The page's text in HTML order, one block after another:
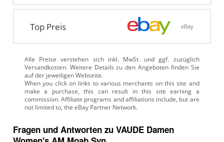
Top Preis eBay
Alle Preise verstehen sich inkl. MwSt. und ggf. zuzüglich
Versandkosten. Weitere Details zu den Angeboten finden Sie
auf der jeweiligen Webseite.
Fragen und Antworten zu VAUDE Damen